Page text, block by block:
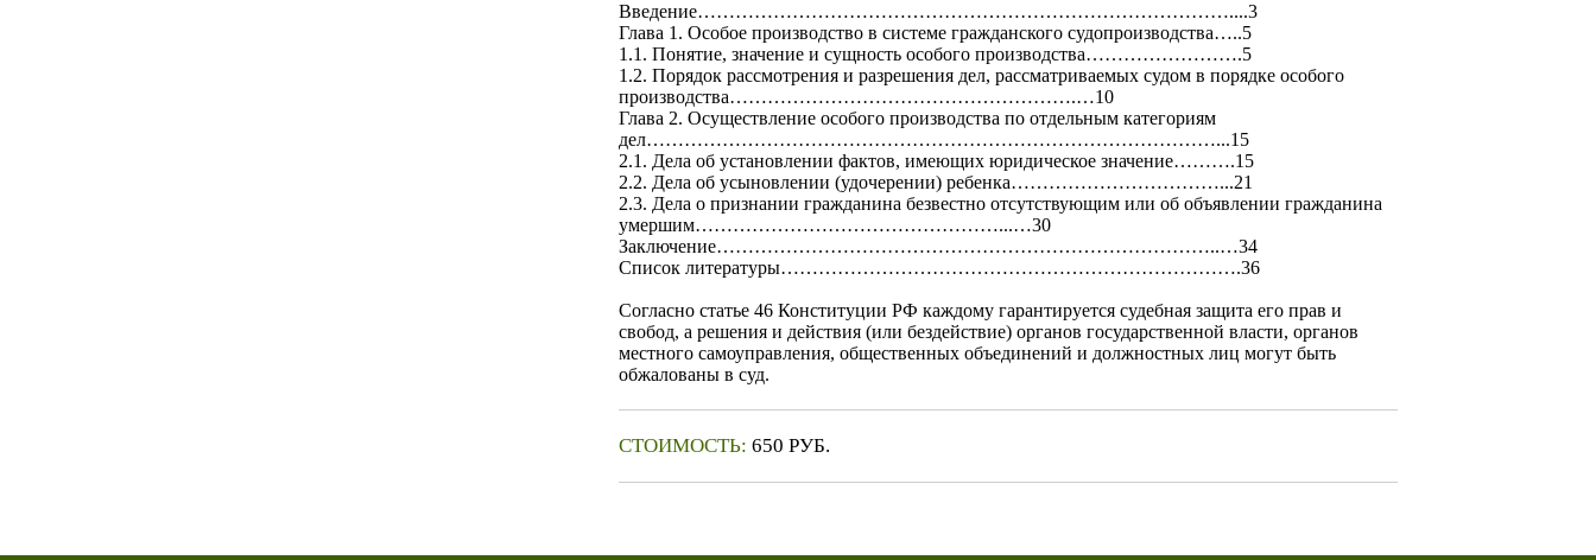
Введение…………………………………………………………………………....3
Глава 1. Особое производство в системе гражданского судопроизводства…..5
1.1. Понятие, значение и сущность особого производства…………………….5
1.2. Порядок рассмотрения и разрешения дел, рассматриваемых судом в порядке особого
производства……………………………………………….…10
Глава 2. Осуществление особого производства по отдельным категориям
дел………………………………………………………………………………...15
2.1. Дела об установлении фактов, имеющих юридическое значение……….15
2.2. Дела об усыновлении (удочерении) ребенка……………………………...21
2.3. Дела о признании гражданина безвестно отсутствующим или об объявлении гражданина
умершим…………………………………………...…30
Заключение……………………………………………………………………..…34
Список литературы……………………………………………………………….36
Согласно статье 46 Конституции РФ каждому гарантируется судебная защита его прав и
свобод, а решения и действия (или бездействие) органов государственной власти, органов
местного самоуправления, общественных объединений и должностных лиц могут быть
обжалованы в суд.
СТОИМОСТЬ: 650 РУБ.